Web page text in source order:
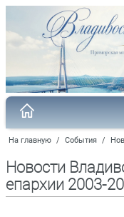
На главную / События /
Новости
епархии 2003-